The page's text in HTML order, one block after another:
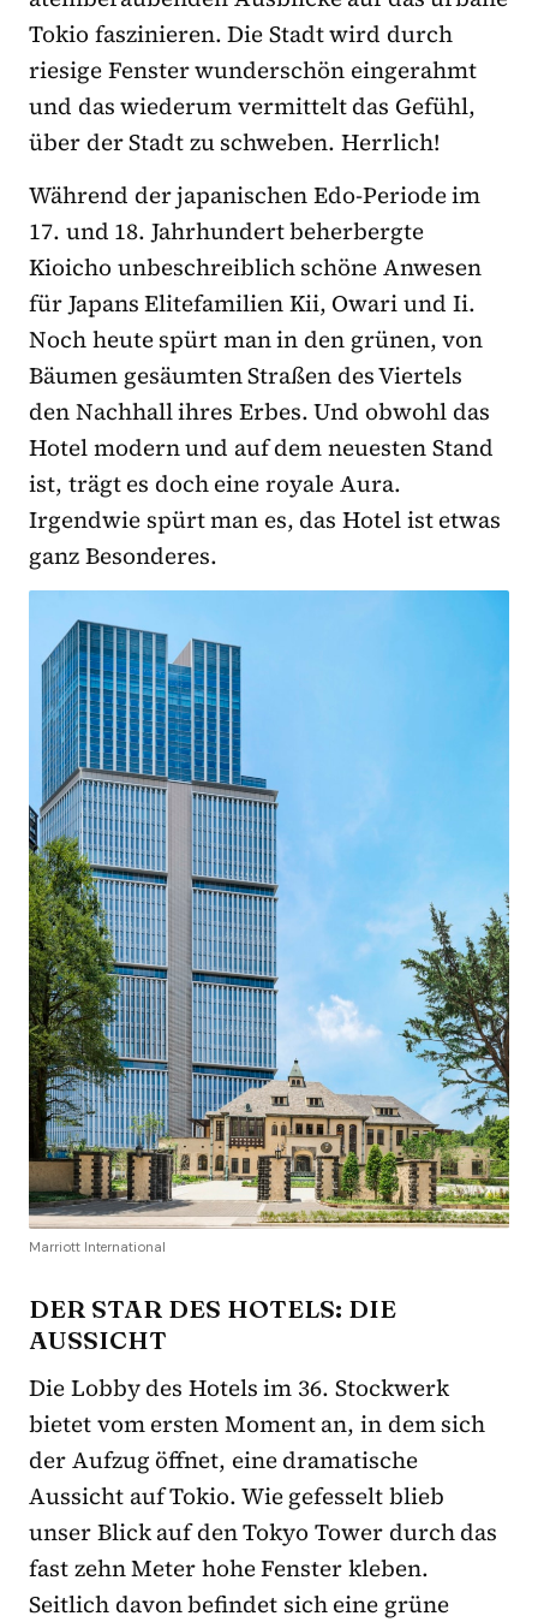
Tokio faszinieren. Die Stadt wird durch
riesige Fenster wunderschön eingerahmt
und das wiederum vermittelt das Gefühl,
über der Stadt zu schweben. Herrlich!
Während der japanischen Edo-Periode im
17. und 18. Jahrhundert beherbergte
Kioicho unbeschreiblich schöne Anwesen
für Japans Elitefamilien Kii, Owari und Ii.
Noch heute spürt man in den grünen, von
Bäumen gesäumten Straßen des Viertels
den Nachhall ihres Erbes. Und obwohl das
Hotel modern und auf dem neuesten Stand
ist, trägt es doch eine royale Aura.
Irgendwie spürt man es, das Hotel ist etwas
ganz Besonderes.
Marriott International
DER STAR DES HOTELS: DIE
AUSSICHT
Die Lobby des Hotels im 36. Stockwerk
bietet vom ersten Moment an, in dem sich
der Aufzug öffnet, eine dramatische
Aussicht auf Tokio. Wie gefesselt blieb
unser Blick auf den Tokyo Tower durch das
fast zehn Meter hohe Fenster kleben.
Seitlich davon befindet sich eine grüne